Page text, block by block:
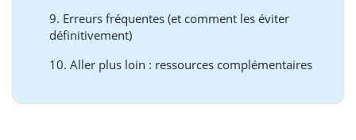
9. Erreurs fréquentes (et comment les éviter
définitivement)
10. Aller plus loin : ressources complémentaires